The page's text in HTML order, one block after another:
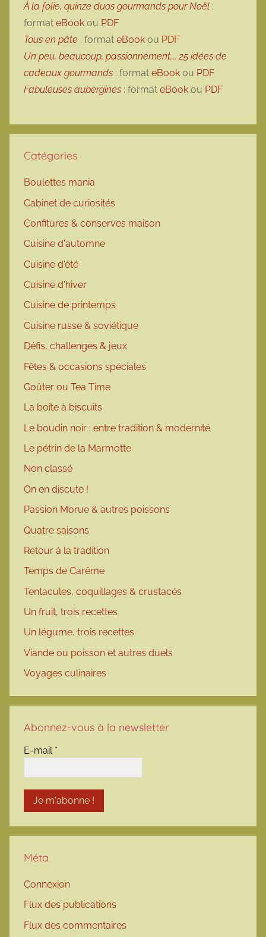
À la folie, quinze duos gourmands pour Noël :
format eBook ou PDF
Tous en pâte : format eBook ou PDF
Un peu, beaucoup, passionnément…, 25 idées de
cadeaux gourmands : format eBook ou PDF
Fabuleuses aubergines : format eBook ou PDF
Catégories
Boulettes mania
Cabinet de curiosités
Confitures & conserves maison
Cuisine d'automne
Cuisine d'été
Cuisine d'hiver
Cuisine de printemps
Cuisine russe & soviétique
Défis, challenges & jeux
Fêtes & occasions spéciales
Goûter ou Tea Time
La boîte à biscuits
Le boudin noir : entre tradition & modernité
Le pétrin de la Marmotte
Non classé
On en discute !
Passion Morue & autres poissons
Quatre saisons
Retour à la tradition
Temps de Carême
Tentacules, coquillages & crustacés
Un fruit, trois recettes
Un légume, trois recettes
Viande ou poisson et autres duels
Voyages culinaires
Abonnez-vous à la newsletter
E-mail *
Méta
Connexion
Flux des publications
Flux des commentaires